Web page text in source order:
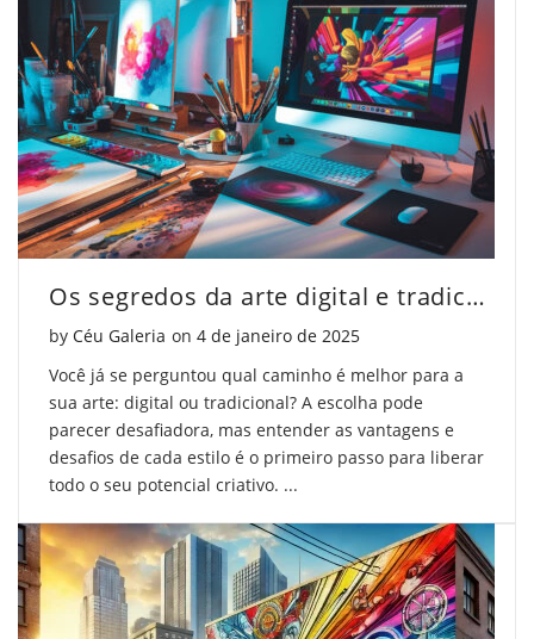
artísticas"
on
Facebook
contribuições
artísticas"
on
Twitter
artísticas"
on
Pinterest
Os segredos da arte digital e tradicional que só artistas experientes conhecem
by Céu Galeria on Posted on
4 de janeiro de 2025
Você já se perguntou qual caminho é melhor para a
sua arte: digital ou tradicional? A escolha pode
parecer desafiadora, mas entender as vantagens e
desafios de cada estilo é o primeiro passo para liberar
todo o seu potencial criativo. ...